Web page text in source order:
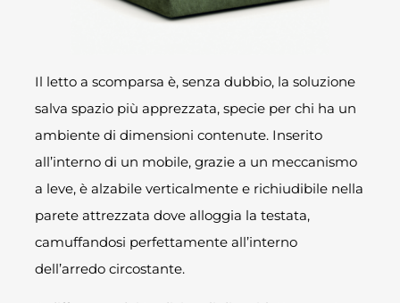
Il letto a scomparsa è, senza dubbio, la soluzione
salva spazio più apprezzata, specie per chi ha un
ambiente di dimensioni contenute. Inserito
all’interno di un mobile, grazie a un meccanismo
a leve, è alzabile verticalmente e richiudibile nella
parete attrezzata dove alloggia la testata,
camuffandosi perfettamente all’interno
dell’arredo circostante.